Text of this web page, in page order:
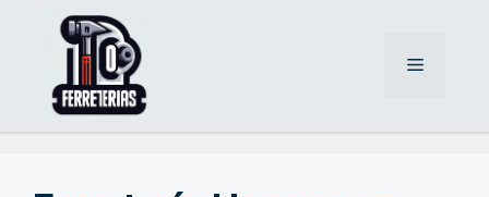
Menú